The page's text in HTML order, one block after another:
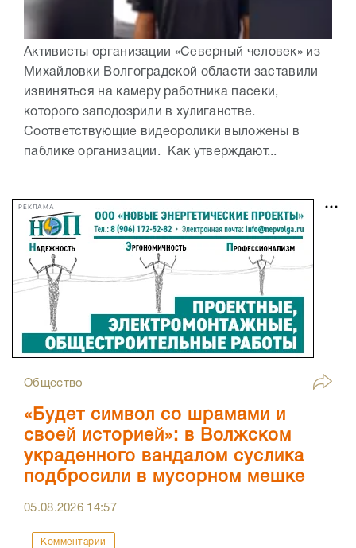
Активисты организации «Северный человек» из
Михайловки Волгоградской области заставили
извиняться на камеру работника пасеки,
которого заподозрили в хулиганстве.
Соответствующие видеоролики выложены в
паблике организации. Как утверждают...
РЕКЛАМА
Общество
«Будет символ со шрамами и
своей историей»: в Волжском
украденного вандалом суслика
подбросили в мусорном мешке
05.08.2026 14:57
Комментарии